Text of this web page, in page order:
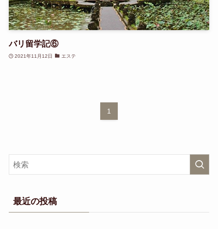
バリ留学記⑥
2021年11月12日 エステ
1
最近の投稿